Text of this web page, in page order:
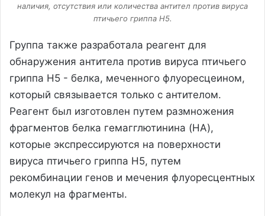
наличия, отсутствия или количества антител против вируса
птичьего гриппа H5.
Группа также разработала реагент для
обнаружения антитела против вируса птичьего
гриппа H5 - белка, меченного флуоресцеином,
который связывается только с антителом.
Реагент был изготовлен путем размножения
фрагментов белка гемагглютинина (HA),
которые экспрессируются на поверхности
вируса птичьего гриппа H5, путем
рекомбинации генов и мечения флуоресцентных
молекул на фрагменты.